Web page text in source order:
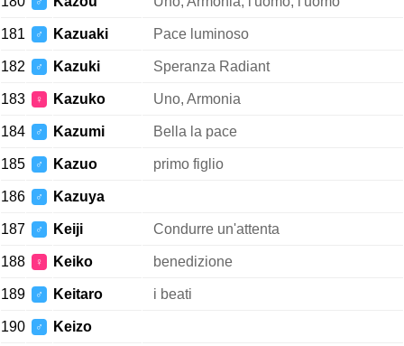
181 ♂ Kazuaki Pace luminoso
182 ♂ Kazuki Speranza Radiant
183 ♀ Kazuko Uno, Armonia
184 ♂ Kazumi Bella la pace
185 ♂ Kazuo primo figlio
186 ♂ Kazuya
187 ♂ Keiji Condurre un'attenta
188 ♀ Keiko benedizione
189 ♂ Keitaro i beati
190 ♂ Keizo